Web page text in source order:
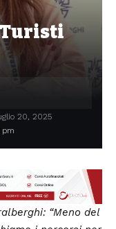
Turisti
pm
20, 2025
“Meno del